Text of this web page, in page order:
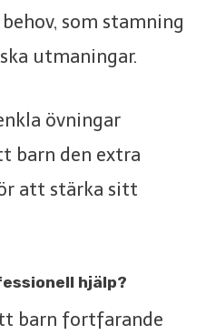
som stamning
utmaningar.
övningar
barn den extra
att stärka sitt
hjälp?
barn fortfarande